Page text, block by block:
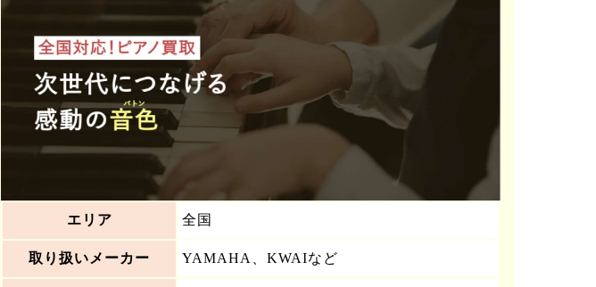
エリア 全国
取り扱いメーカー YAMAHA、KWAIなど